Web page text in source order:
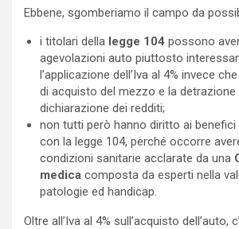
Ebbene, sgomberiamo il campo da
i titolari della legge 104 possono
agevolazioni auto piuttosto
l’applicazione dell’Iva al 4% invece
di acquisto del mezzo e la detrazione
dichiarazione dei redditi;
non tutti però hanno diritto ai
con la legge 104, perché occorre
condizioni sanitarie acclarate da una
medica composta da esperti nella
patologie ed handicap.
Oltre all’Iva al 4% sull’acquisto dell’auto,